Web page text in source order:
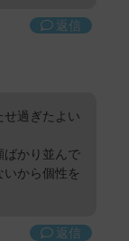
返信
過ぎたよい
ばかり並んで
から個性を
返信